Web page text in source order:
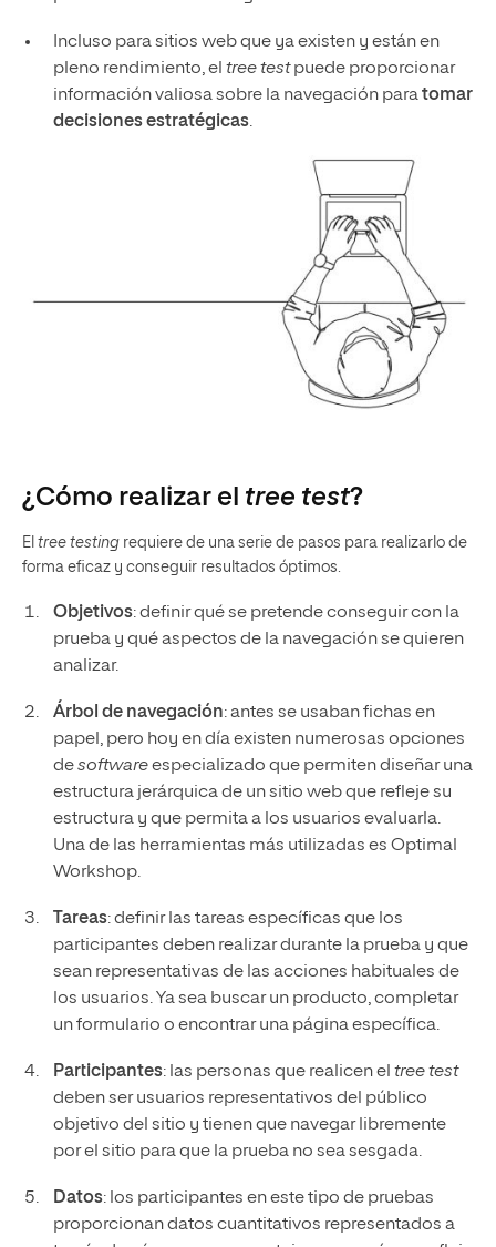
Incluso para sitios web que ya existen y están en
pleno rendimiento, el tree testpuede proporcionar
información valiosa sobre la navegación paratomar
decisiones estratégicas.
¿Cómo realizar el tree test?
El tree testing requiere de una serie de pasos para realizarlo de
forma eficaz y conseguir resultados óptimos.
Objetivos: definir qué se pretende conseguir con la
prueba y qué aspectos de la navegación se quieren
analizar.
Árbol de navegación: antes se usaban fichas en
papel, pero hoy en día existen numerosas opciones
desoftwareespecializado que permiten diseñar una
estructura jerárquica de un sitio web que refleje su
estructura y que permita a los usuarios evaluarla.
Una de las herramientas más utilizadas es Optimal
Workshop.
Tareas: definir las tareas específicas que los
participantes deben realizar durante la prueba y que
sean representativas de las acciones habituales de
los usuarios. Ya sea buscar un producto, completar
un formulario o encontrar una página específica.
Participantes: las personas que realicen el tree test
deben ser usuarios representativos del público
objetivo del sitio y tienen que navegar libremente
por el sitio para que la prueba no sea sesgada.
Datos: los participantes en este tipo de pruebas
proporcionan datos cuantitativos representados a